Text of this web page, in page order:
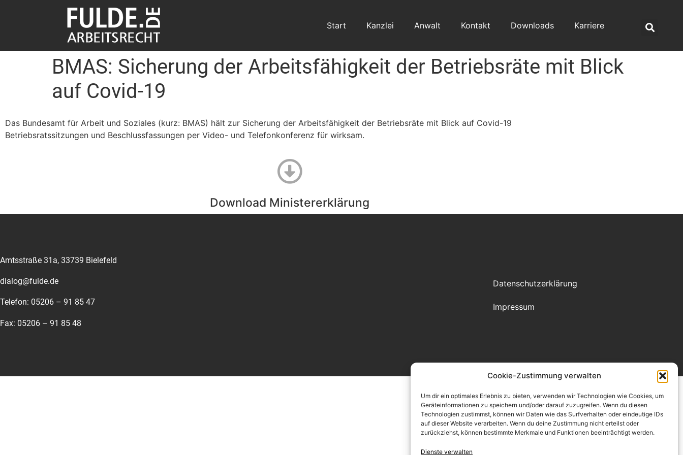
Cookie-Zustimmung verwalten
Um dir ein optimales Erlebnis zu bieten, verwenden wir Technologien wie Cookies, um
Geräteinformationen zu speichern und/oder darauf zuzugreifen. Wenn du diesen
Technologien zustimmst, können wir Daten wie das Surfverhalten oder eindeutige IDs
auf dieser Website verarbeiten. Wenn du deine Zustimmung nicht erteilst oder
zurückziehst, können bestimmte Merkmale und Funktionen beeinträchtigt werden.
Dienste verwalten
Start Kanzlei Anwalt Kontakt Downloads Karriere
BMAS: Sicherung der Arbeitsfähigkeit der Betriebsräte mit Blick
auf Covid-19
Das Bundesamt für Arbeit und Soziales (kurz: BMAS) hält zur Sicherung der Arbeitsfähigkeit der Betriebsräte mit Blick auf Covid-19
Betriebsratssitzungen und Beschlussfassungen per Video- und Telefonkonferenz für wirksam.
Download Ministererklärung
Amtsstraße 31a, 33739 Bielefeld
dialog@fulde.de
Telefon: 05206 – 91 85 47
Fax: 05206 – 91 85 48
Datenschutzerklärung
Impressum